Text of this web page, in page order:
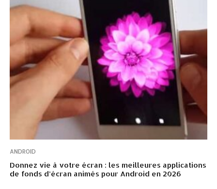
ANDROID
Donnez vie à votre écran : les meilleures applications
de fonds d’écran animés pour Android en 2026